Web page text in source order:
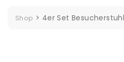
Shop > 4er Set